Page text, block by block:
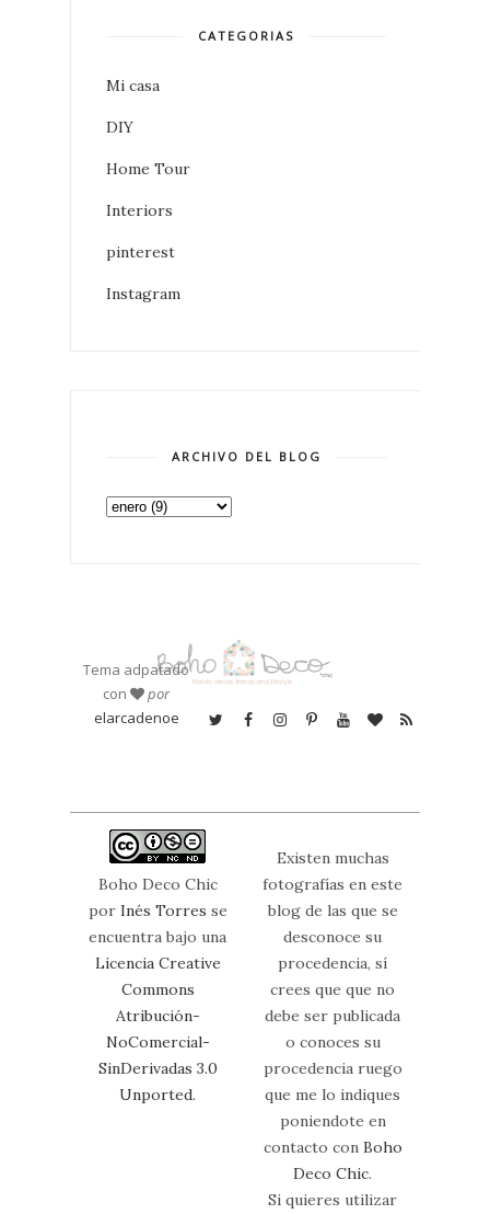
CATEGORIAS
Mi casa
DIY
Home Tour
Interiors
pinterest
Instagram
ARCHIVO DEL BLOG
Tema adpatado
con
por
elarcadenoe
Boho Deco Chic
por Inés Torres se
encuentra bajo una
Licencia Creative
Commons
Atribución-
NoComercial-
SinDerivadas 3.0
Unported.
Existen muchas
fotografías en este
blog de las que se
desconoce su
procedencia, sí
crees que que no
debe ser publicada
o conoces su
procedencia ruego
que me lo indiques
poniendote en
contacto con Boho
Deco Chic.
Si quieres utilizar